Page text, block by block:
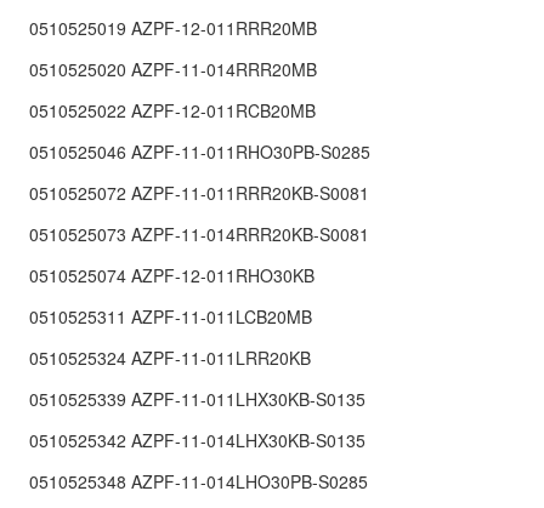
0510525019 AZPF-12-011RRR20MB
0510525020 AZPF-11-014RRR20MB
0510525022 AZPF-12-011RCB20MB
0510525046 AZPF-11-011RHO30PB-S0285
0510525072 AZPF-11-011RRR20KB-S0081
0510525073 AZPF-11-014RRR20KB-S0081
0510525074 AZPF-12-011RHO30KB
0510525311 AZPF-11-011LCB20MB
0510525324 AZPF-11-011LRR20KB
0510525339 AZPF-11-011LHX30KB-S0135
0510525342 AZPF-11-014LHX30KB-S0135
0510525348 AZPF-11-014LHO30PB-S0285